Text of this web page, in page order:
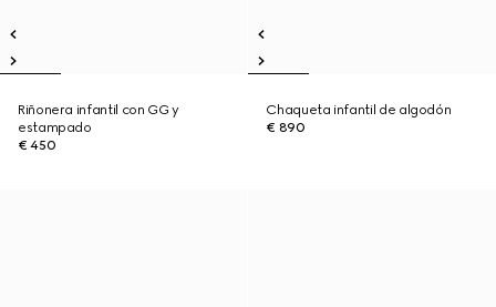
Riñonera infantil con GG y
estampado
€ 450
Chaqueta infantil de algodón
€ 890